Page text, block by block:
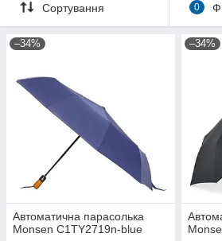
Сортування 0
–34%
Автоматична парасолька
Monsen C1TY2719n-blue
–34%